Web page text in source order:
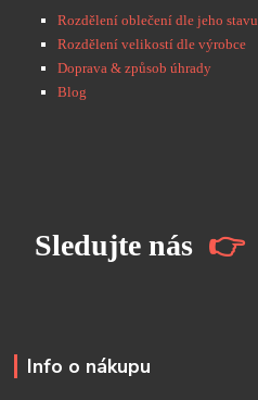
Rozdělení oblečení dle jeho stavu
Rozdělení velikostí dle výrobce
Doprava & způsob úhrady
Blog
Sledujte nás 👉
Info o nákupu